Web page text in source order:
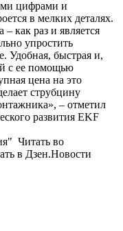
цифрами и
в мелких деталях.
как раз и является
упростить
Удобная, быстрая и,
с ее помощью
цена на это
струбцину
– отметил
развития EKF
Читать во
в Дзен.Новости